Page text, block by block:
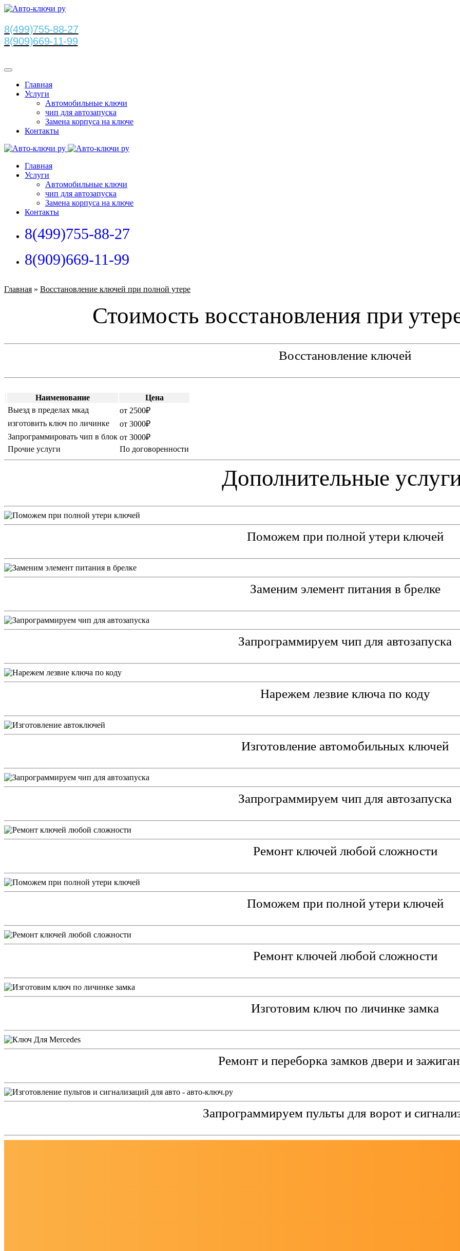
8(499)755-88-27
8(909)669-11-99
Главная
Услуги
Автомобильные ключи
чип для автозапуска
Замена корпуса на ключе
Контакты
Главная
Услуги
Автомобильные ключи
чип для автозапуска
Замена корпуса на ключе
Контакты
8(499)755-88-27
8(909)669-11-99
Главная » Восстановление ключей при полной утере
Стоимость восстановления при
Восстановление ключей
Наименование
Цена
Выезд в пределах мкад
от 2500₽
изготовить ключ по личинке
от 3000₽
Запрограммировать чип в блок от 3000₽
Прочие услуги
По договоренности
Дополнительные
Поможем при полной утери ключей
Заменим элемент питания в брелке
Запрограммируем чип для автозапуска
Нарежем лезвие ключа по коду
Изготовление автомобильных ключей
Запрограммируем чип для автозапуска
Ремонт ключей любой сложности
Поможем при полной утери ключей
Ремонт ключей любой сложности
Изготовим ключ по личинке замка
Ремонт и переборка замков двери и
Запрограммируем пульты для ворот и